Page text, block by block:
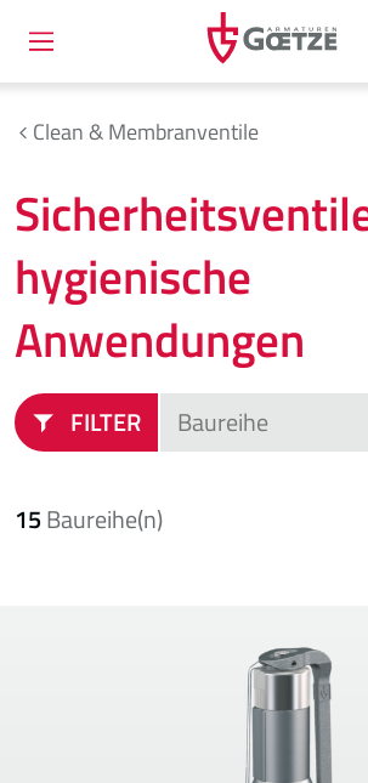
Clean & Membranventile
hygienische
Anwendungen
FILTER
15Baureihe(n)